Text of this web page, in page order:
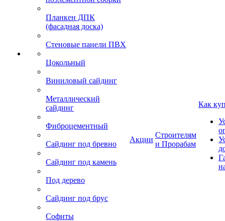
Планкен ДПК
(фасадная доска)
Стеновые панели ПВХ
Цокольный
Виниловый сайдинг
Металлический
сайдинг
Фиброцементный
Сайдинг под бревно
Сайдинг под камень
Под дерево
Сайдинг под брус
Софиты
Акции
Строителям
и Прорабам
Как